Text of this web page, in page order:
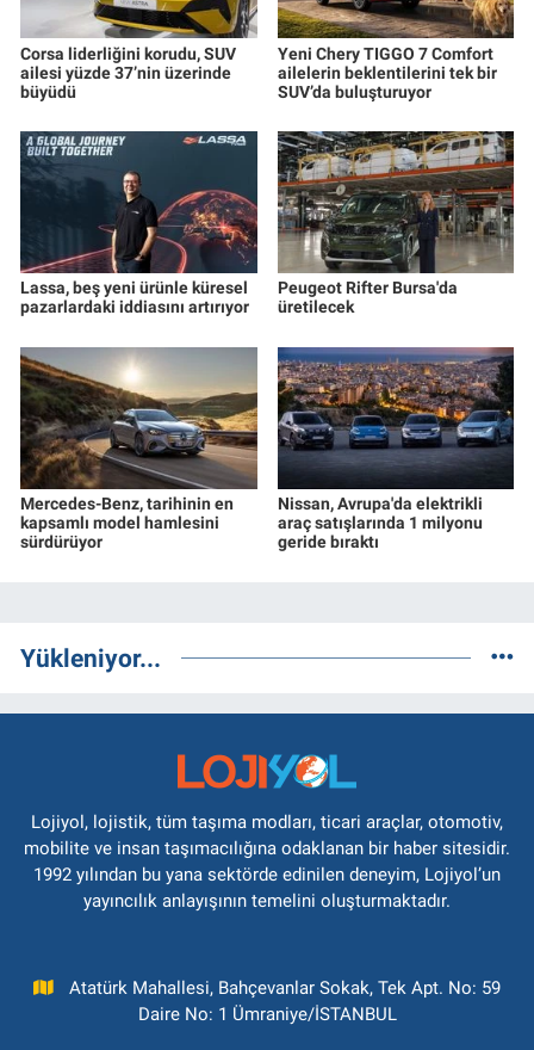
Corsa liderliğini korudu, SUV
ailesi yüzde 37’nin üzerinde
büyüdü
Yeni Chery TIGGO 7 Comfort
ailelerin beklentilerini tek bir
SUV’da buluşturuyor
Lassa, beş yeni ürünle küresel
pazarlardaki iddiasını artırıyor
Peugeot Rifter Bursa'da
üretilecek
Mercedes-Benz, tarihinin en
kapsamlı model hamlesini
sürdürüyor
Nissan, Avrupa'da elektrikli
araç satışlarında 1 milyonu
geride bıraktı
Yükleniyor...
Lojiyol, lojistik, tüm taşıma modları, ticari araçlar, otomotiv,
mobilite ve insan taşımacılığına odaklanan bir haber sitesidir.
1992 yılından bu yana sektörde edinilen deneyim, Lojiyol’un
yayıncılık anlayışının temelini oluşturmaktadır.
Atatürk Mahallesi, Bahçevanlar Sokak, Tek Apt. No: 59
Daire No: 1 Ümraniye/İSTANBUL